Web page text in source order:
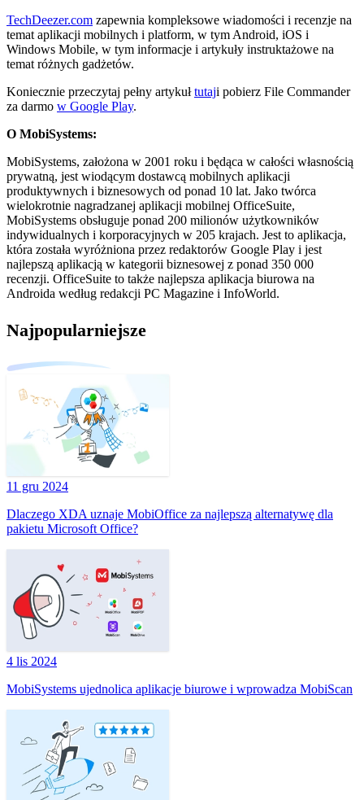
TechDeezer.com zapewnia kompleksowe wiadomości i recenzje na
temat aplikacji mobilnych i platform, w tym Android, iOS i
Windows Mobile, w tym informacje i artykuły instruktażowe na
temat różnych gadżetów.
Koniecznie przeczytaj pełny artykułtutaji pobierz File Commander
za darmo w Google Play.
O MobiSystems:
MobiSystems, założona w 2001 roku i będąca w całości własnością
prywatną, jest wiodącym dostawcą mobilnych aplikacji
produktywnych i biznesowych od ponad 10 lat. Jako twórca
wielokrotnie nagradzanej aplikacji mobilnej OfficeSuite,
MobiSystems obsługuje ponad 200 milionów użytkowników
indywidualnych i korporacyjnych w 205 krajach. Jest to aplikacja,
która została wyróżniona przez redaktorów Google Play i jest
najlepszą aplikacją w kategorii biznesowej z ponad 350 000
recenzji. OfficeSuite to także najlepsza aplikacja biurowa na
Androida według redakcji PC Magazine i InfoWorld.
Najpopularniejsze
11 gru 2024
Dlaczego XDA uznaje MobiOffice za najlepszą alternatywę dla
pakietu Microsoft Office?
4 lis 2024
MobiSystems ujednolica aplikacje biurowe i wprowadza MobiScan